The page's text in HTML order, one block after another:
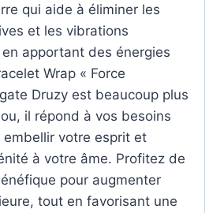
qui aide à éliminer les
et les vibrations
apportant des énergies
Wrap « Force
Druzy est beaucoup plus
il répond à vos besoins
embellir votre esprit et
à votre âme. Profitez de
pour augmenter
tout en favorisant une